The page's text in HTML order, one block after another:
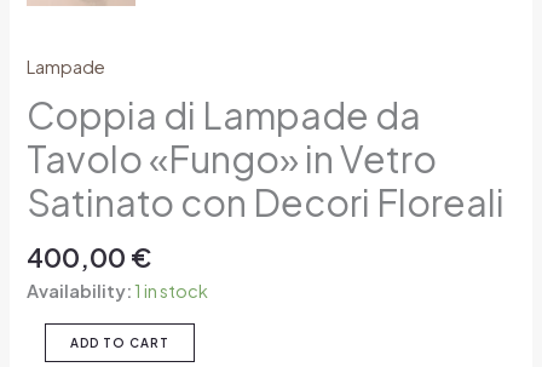
Lampade
Coppia di Lampade da
Tavolo «Fungo» in Vetro
Satinato con Decori Floreali
400,00 €
Availability:1 in stock
ADD TO CART